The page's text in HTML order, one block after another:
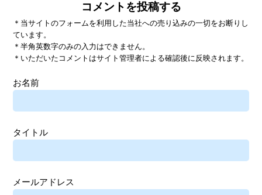
コメントを投稿する
＊当サイトのフォームを利用した当社への売り込みの一切をお断りし
ています。
＊半角英数字のみの入力はできません。
＊いただいたコメントはサイト管理者による確認後に反映されます。
お名前
タイトル
メールアドレス